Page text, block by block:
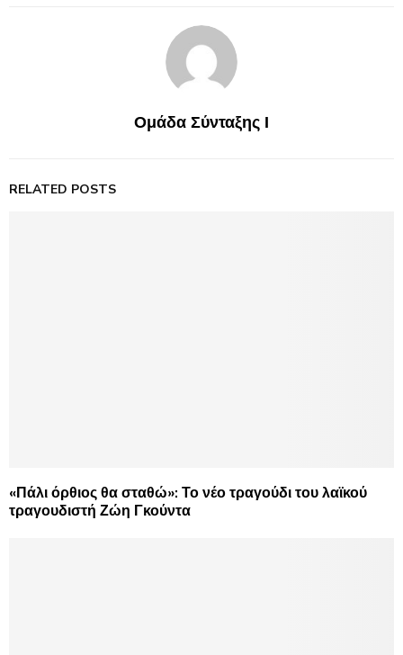
Ομάδα Σύνταξης Ι
RELATED POSTS
«Πάλι όρθιος θα σταθώ»: Το νέο τραγούδι του λαϊκού
τραγουδιστή Ζώη Γκούντα